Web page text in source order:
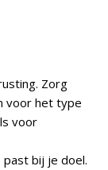
Zorg
voor het type
voor
bij je doel.